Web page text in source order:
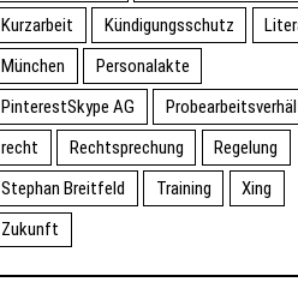
Kurzarbeit
Kündigungsschutz
München
Personalakte
PinterestSkype AG
recht
Rechtsprechung
Regelung
Stephan Breitfeld
Training
Xing
Zukunft